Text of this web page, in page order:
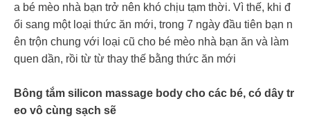
a bé mèo nhà bạn trở nên khó chịu tạm thời. Vì thế, khi đ
ổi sang một loại thức ăn mới, trong 7 ngày đầu tiên bạn n
ên trộn chung với loại cũ cho bé mèo nhà bạn ăn và làm
quen dần, rồi từ từ thay thế bằng thức ăn mới
Bông tắm silicon massage body cho các bé, có dây tr
eo vô cùng sạch sẽ